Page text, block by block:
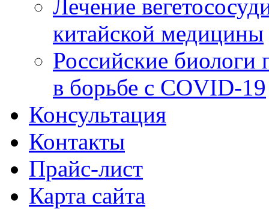
Лечение
китайской медицины
Российские биологи
в борьбе с COVID-19
Консультация
Контакты
Прайс-лист
Карта сайта